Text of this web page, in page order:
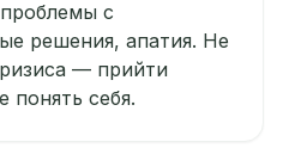
с
решения, апатия. Не
— прийти
себя.